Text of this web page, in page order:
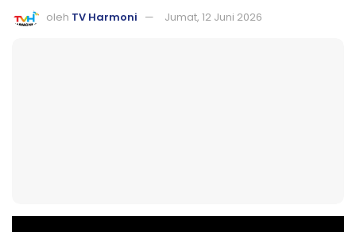
oleh TV Harmoni Jumat, 12 Juni 2026